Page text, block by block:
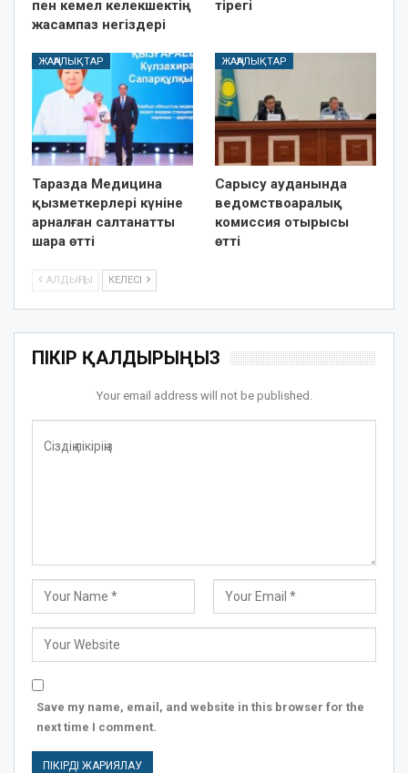
пен кемел келекшектің
жасампаз негіздері
тірегі
ЖАҢАЛЫҚТАР
Таразда Медицина
қызметкерлері күніне
арналған салтанатты
шара өтті
ЖАҢАЛЫҚТАР
Сарысу ауданында
ведомствоаралық
комиссия отырысы
өтті
АЛДЫҢҒЫ КЕЛЕСІ
ПІКІР ҚАЛДЫРЫҢЫЗ
Your email address will not be published.
Save my name, email, and website in this browser for the
next time I comment.